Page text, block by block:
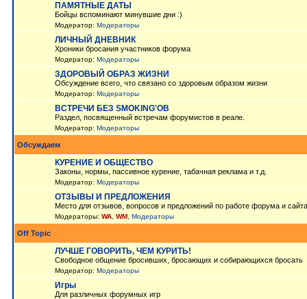
ПАМЯТНЫЕ ДАТЫ
Бойцы вспоминают минувшие дни :)
Модератор: Модераторы
ЛИЧНЫЙ ДНЕВНИК
Хроники бросания участников форума
Модератор: Модераторы
ЗДОРОВЫЙ ОБРАЗ ЖИЗНИ
Обсуждение всего, что связано со здоровым образом жизни
Модератор: Модераторы
ВСТРЕЧИ БЕЗ SMOKING'OB
Раздел, посвященный встречам форумистов в реале.
Модератор: Модераторы
Обсуждаем
КУРЕНИЕ И ОБЩЕСТВО
Законы, нормы, пассивное курение, табачная реклама и т.д.
Модератор: Модераторы
ОТЗЫВЫ И ПРЕДЛОЖЕНИЯ
Место для отзывов, вопросов и предложений по работе форума и сайта
Модераторы: WA WM Модераторы
Off Topic
ЛУЧШЕ ГОВОРИТЬ, ЧЕМ КУРИТЬ!
Свободное общение бросивших, бросающих и собирающихся бросать
Модератор: Модераторы
Игры
Для различных форумных игр